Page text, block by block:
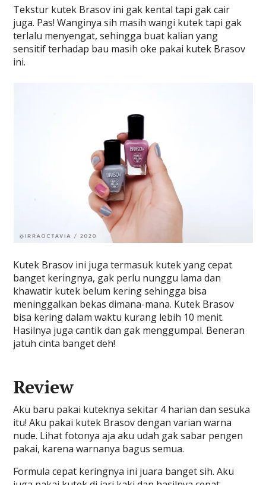
Tekstur kutek Brasov ini gak kental tapi gak cair
juga. Pas! Wanginya sih masih wangi kutek tapi gak
terlalu menyengat, sehingga buat kalian yang
sensitif terhadap bau masih oke pakai kutek Brasov
ini.
Kutek Brasov ini juga termasuk kutek yang cepat
banget keringnya, gak perlu nunggu lama dan
khawatir kutek belum kering sehingga bisa
meninggalkan bekas dimana-mana. Kutek Brasov
bisa kering dalam waktu kurang lebih 10 menit.
Hasilnya juga cantik dan gak menggumpal. Beneran
jatuh cinta banget deh!
Review
Aku baru pakai kuteknya sekitar 4 harian dan sesuka
itu! Aku pakai kutek Brasov dengan varian warna
nude. Lihat fotonya aja aku udah gak sabar pengen
pakai, karena warnanya bagus semua.
Formula cepat keringnya ini juara banget sih. Aku